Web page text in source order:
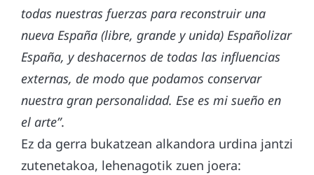
todas nuestras fuerzas para reconstruir una
nueva España (libre, grande y unida) Españolizar
España, y deshacernos de todas las influencias
externas, de modo que podamos conservar
nuestra gran personalidad. Ese es mi sueño en
el arte”.
Ez da gerra bukatzean alkandora urdina jantzi
zutenetakoa, lehenagotik zuen joera: